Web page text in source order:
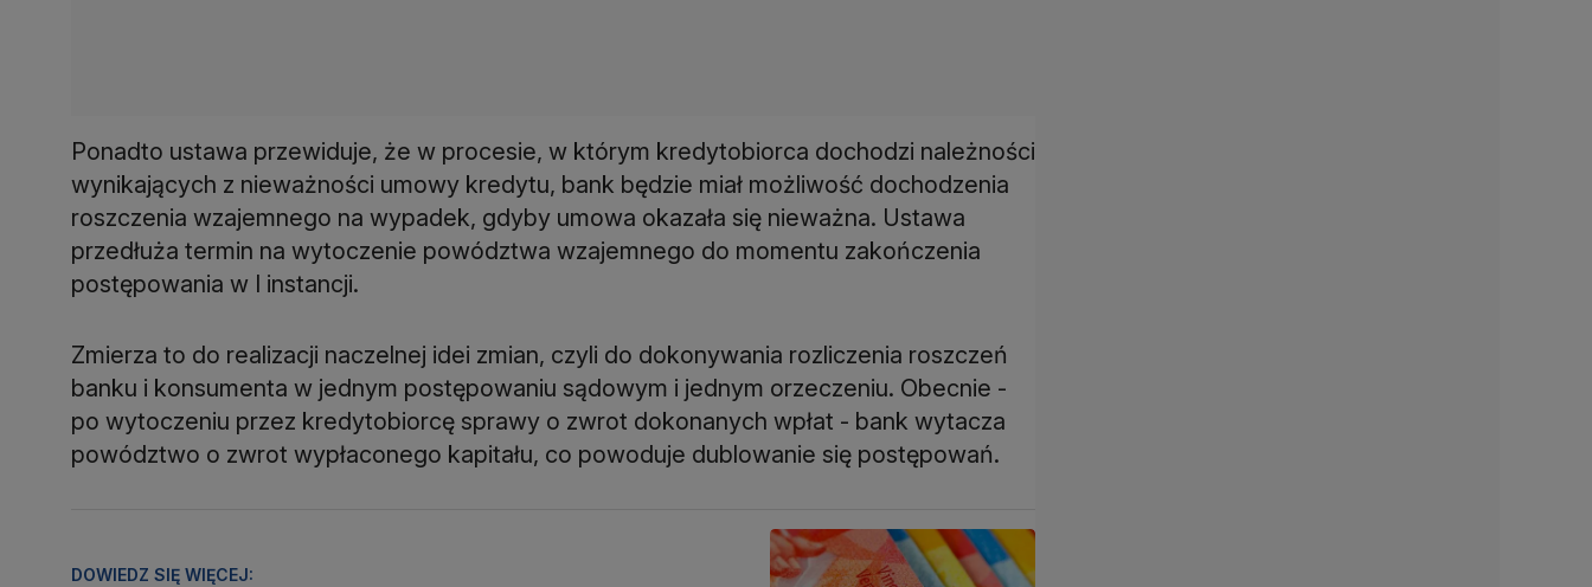
Ponadto ustawa przewiduje, że w procesie, w którym kredytobiorca dochodzi należności
wynikających z nieważności umowy kredytu, bank będzie miał możliwość dochodzenia
roszczenia wzajemnego na wypadek, gdyby umowa okazała się nieważna. Ustawa
przedłuża termin na wytoczenie powództwa wzajemnego do momentu zakończenia
postępowania w I instancji.
Zmierza to do realizacji naczelnej idei zmian, czyli do dokonywania rozliczenia roszczeń
banku i konsumenta w jednym postępowaniu sądowym i jednym orzeczeniu. Obecnie -
po wytoczeniu przez kredytobiorcę sprawy o zwrot dokonanych wpłat - bank wytacza
powództwo o zwrot wypłaconego kapitału, co powoduje dublowanie się postępowań.
DOWIEDZ SIĘ WIĘCEJ: